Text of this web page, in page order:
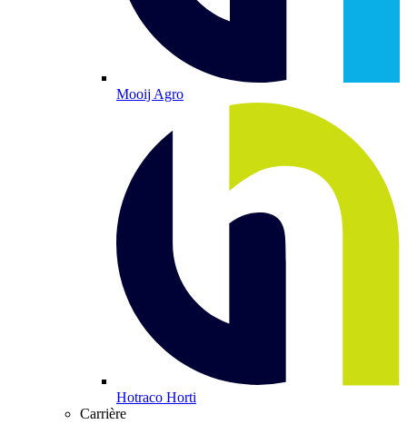
Mooij Agro
Hotraco Horti
Carrière